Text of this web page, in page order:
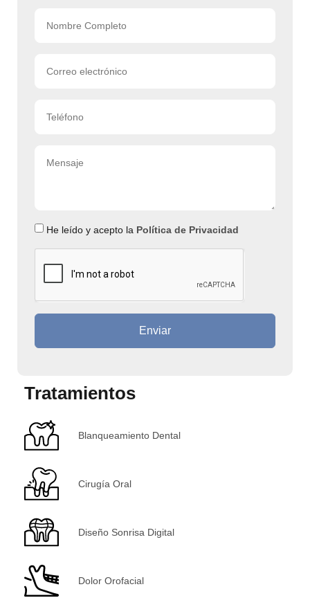
He leído y acepto la Política de Privacidad
Enviar
Tratamientos
Blanqueamiento Dental
Cirugía Oral
Diseño Sonrisa Digital
Dolor Orofacial